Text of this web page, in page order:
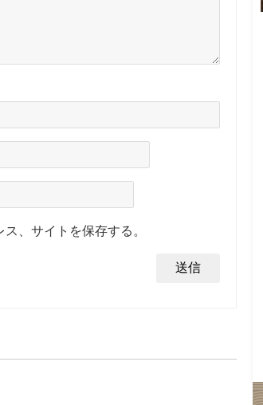
、サイトを保存する。